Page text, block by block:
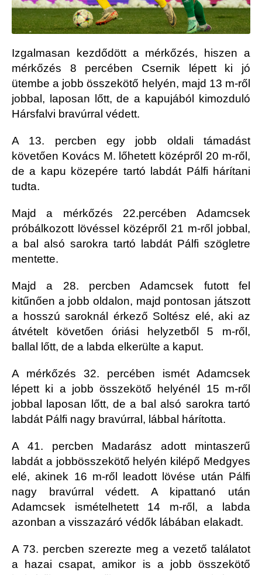
Izgalmasan kezdődött a mérkőzés, hiszen a
mérkőzés 8 percében Csernik lépett ki jó
ütembe a jobb összekötő helyén, majd 13 m-ről
jobbal, laposan lőtt, de a kapujából kimozduló
Hársfalvi bravúrral védett.
A 13. percben egy jobb oldali támadást
követően Kovács M. lőhetett középről 20 m-ről,
de a kapu közepére tartó labdát Pálfi hárítani
tudta.
Majd a mérkőzés 22.percében Adamcsek
próbálkozott lövéssel középről 21 m-ről jobbal,
a bal alsó sarokra tartó labdát Pálfi szögletre
mentette.
Majd a 28. percben Adamcsek futott fel
kitűnően a jobb oldalon, majd pontosan játszott
a hosszú saroknál érkező Soltész elé, aki az
átvételt követően óriási helyzetből 5 m-ről,
ballal lőtt, de a labda elkerülte a kaput.
A mérkőzés 32. percében ismét Adamcsek
lépett ki a jobb összekötő helyénél 15 m-ről
jobbal laposan lőtt, de a bal alsó sarokra tartó
labdát Pálfi nagy bravúrral, lábbal hárította.
A 41. percben Madarász adott mintaszerű
labdát a jobbösszekötő helyén kilépő Medgyes
elé, akinek 16 m-ről leadott lövése után Pálfi
nagy bravúrral védett. A kipattanó után
Adamcsek ismételhetett 14 m-ről, a labda
azonban a visszazáró védők lábában elakadt.
A 73. percben szerezte meg a vezető találatot
a hazai csapat, amikor is a jobb összekötő